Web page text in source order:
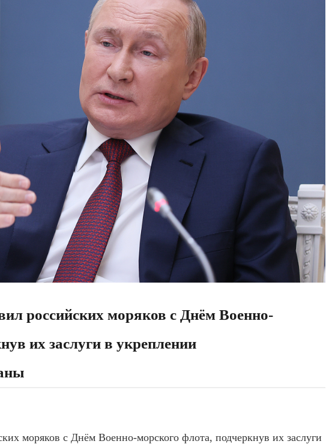
российских моряков с Днём Военно-
их заслуги в укреплении
моряков с Днём Военно-морского флота, подчеркнув их заслуги